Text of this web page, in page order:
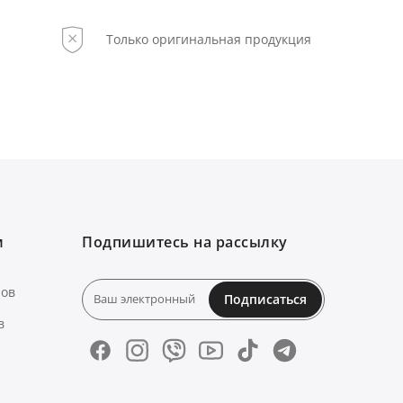
Только оригинальная продукция
Подпишитесь на рассылку
Подписаться